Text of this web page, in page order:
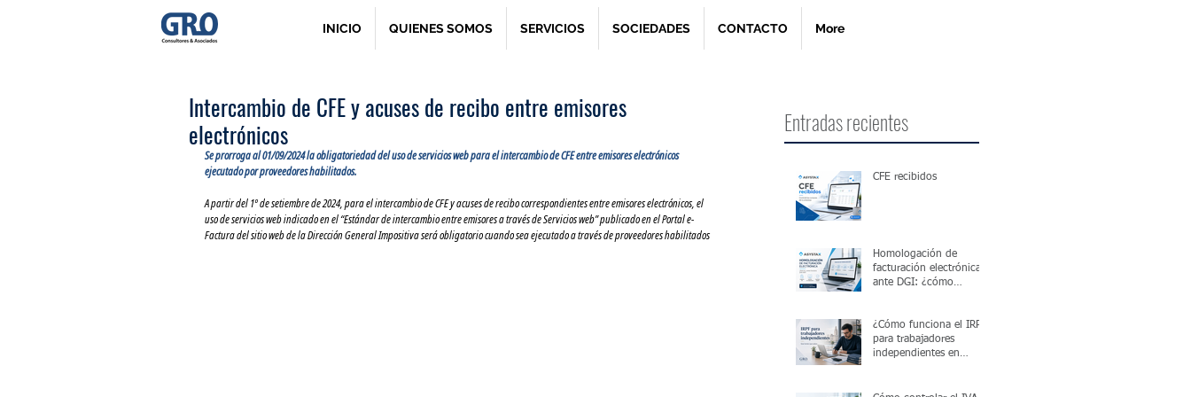
INICIO QUIENES SOMOS SERVICIOS SOCIEDADES CONTACTO More
Intercambio de CFE y acuses de recibo entre emisores
electrónicos
Se prorroga al 01/09/2024 la obligatoriedad del uso de servicios web para el intercambio de CFE entre emisores electrónicos
ejecutado por proveedores habilitados.
A partir del 1º de setiembre de 2024, para el intercambio de CFE y acuses de recibo correspondientes entre emisores electrónicos, el
uso de servicios web indicado en el “Estándar de intercambio entre emisores a través de Servicios web” publicado en el Portal e-
Factura del sitio web de la Dirección General Impositiva será obligatorio cuando sea ejecutado a través de proveedores habilitados
Entradas recientes
CFE recibidos
Homologación de
facturación electrónica
ante DGI: ¿cómo
¿Cómo funciona el IRPF
para trabajadores
independientes en